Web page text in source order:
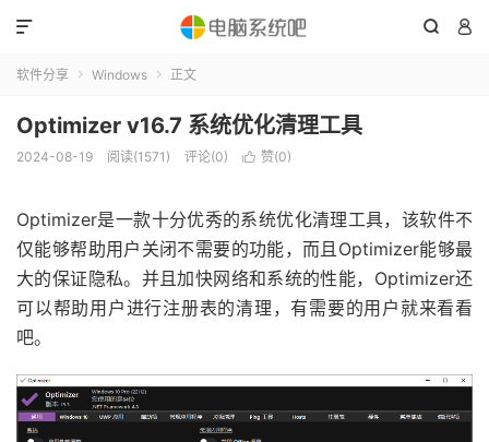
 

软件分享  Windows  正文
Optimizer v16.7 系统优化清理工具
2024-08-19 阅读(1571) 评论(0)  赞(0)
Optimizer是一款十分优秀的系统优化清理工具，该软件不
仅能够帮助用户关闭不需要的功能，而且Optimizer能够最
大的保证隐私。并且加快网络和系统的性能，Optimizer还
可以帮助用户进行注册表的清理，有需要的用户就来看看
吧。